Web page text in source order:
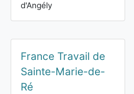
d'Angély
France Travail de
Sainte-Marie-de-
Ré